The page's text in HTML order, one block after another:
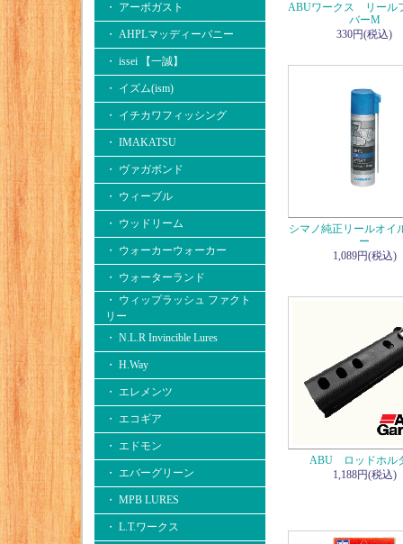
・ アーボガスト
・ AHPLマッディーバニー
・ issei 【一誠】
・ イズム(ism)
・ イチカワフィッシング
・ IMAKATSU
・ ヴァガボンド
・ ウィーブル
・ ウッドリーム
・ ウォーカーウォーカー
・ ウォーターランド
・ ウィップラッシュ ファクト
リー
・ N.L.R Invincible Lures
・ H.Way
・ エレメンツ
・ エコギア
・ エドモン
・ エバーグリーン
・ MPB LURES
・ L.T.ワークス
ABUワークス リール
バーM
330円(税込)
シマノ純正リールオイ
ー
1,089円(税込)
ABU ロッドホル
1,188円(税込)